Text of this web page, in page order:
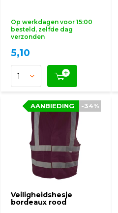
Op werkdagen voor 15:00
besteld, zelfde dag
verzonden
5,10
Veiligheidshesje
bordeaux rood
-34%
AANBIEDING -34%
AANBIEDING